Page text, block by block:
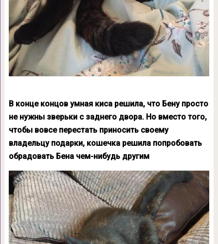
В конце концов умная киса решила, что Бену просто
не нужны зверьки с заднего двора. Но вместо того,
чтобы вовсе перестать приносить своему
владельцу подарки, кошечка решила попробовать
обрадовать Бена чем-нибудь другим